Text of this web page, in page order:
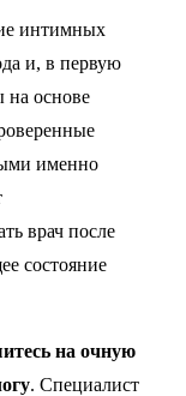
интимных
и, в первую
на основе
именно
врач после
состояние
на очную
. Специалист